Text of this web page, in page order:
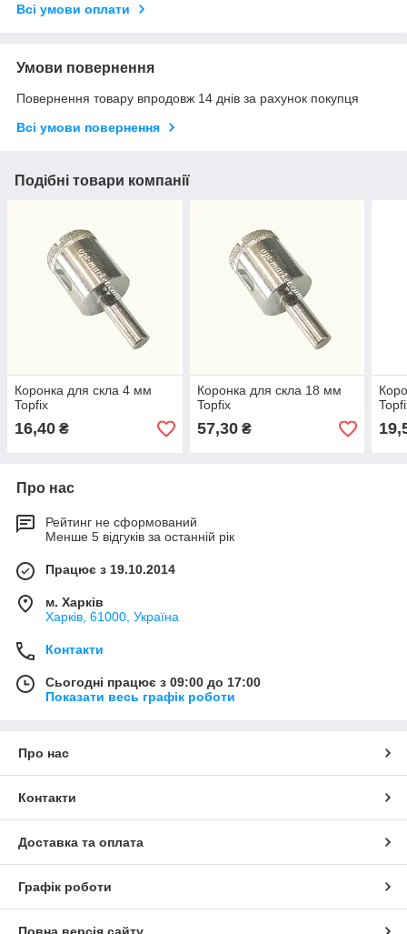
Всі умови оплати
Умови повернення
Повернення товару впродовж 14 днів за рахунок покупця
Всі умови повернення
Подібні товари компанії
Коронка для скла 4 мм
Topfix
16,40 ₴
Коронка для скла 18 мм
Topfix
57,30₴
Про нас
Рейтинг не сформований
Менше 5 відгуків за останній рік
Працює з 19.10.2014
м. Харків
Харків, 61000, Україна
Контакти
Сьогодні працює з 09:00 до 17:00
Показати весь графік роботи
Про нас
Контакти
Доставка та оплата
Графік роботи